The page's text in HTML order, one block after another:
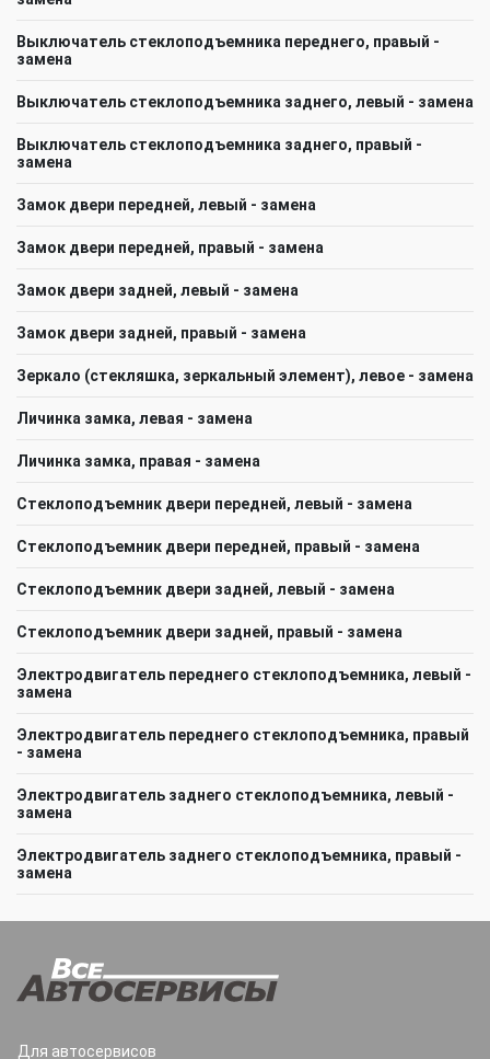
Выключатель стеклоподъемника переднего, правый -
замена
Выключатель стеклоподъемника заднего, левый - замена
Выключатель стеклоподъемника заднего, правый -
замена
Замок двери передней, левый - замена
Замок двери передней, правый - замена
Замок двери задней, левый - замена
Замок двери задней, правый - замена
Зеркало (стекляшка, зеркальный элемент), левое - замена
Личинка замка, левая - замена
Личинка замка, правая - замена
Стеклоподъемник двери передней, левый - замена
Стеклоподъемник двери передней, правый - замена
Стеклоподъемник двери задней, левый - замена
Стеклоподъемник двери задней, правый - замена
Электродвигатель переднего стеклоподъемника, левый -
замена
Электродвигатель переднего стеклоподъемника, правый
- замена
Электродвигатель заднего стеклоподъемника, левый -
замена
Электродвигатель заднего стеклоподъемника, правый -
замена
Для автосервисов